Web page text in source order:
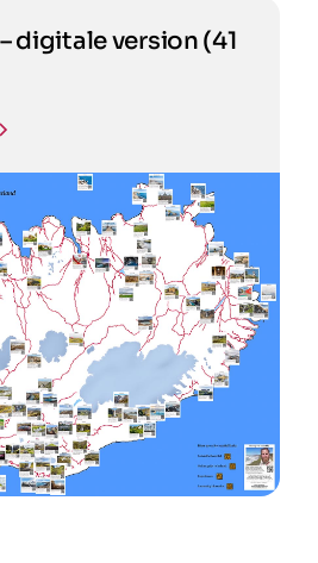
digitale version (41